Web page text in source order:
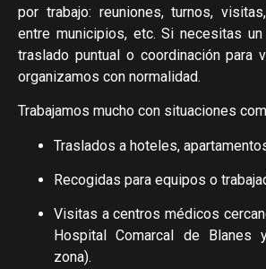
por trabajo: reuniones, turnos,
entre municipios, etc. Si necesitas
traslado puntual o coordinación para
organizamos con normalidad.
Trabajamos mucho con situaciones
Traslados a hoteles,
Recogidas para equipos o
Visitas a centros médicos
Hospital Comarcal de
zona).